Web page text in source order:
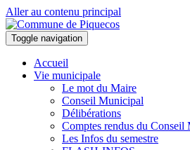
Aller au contenu principal
Toggle navigation
Accueil
Vie municipale
Le mot du Maire
Conseil Municipal
Délibérations
Comptes rendus du Conseil
Les Infos du semestre